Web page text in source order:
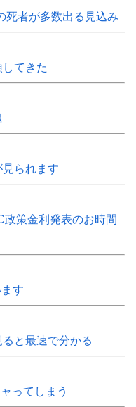
死者が多数出る見込み
てきた
見られます
策金利発表のお時間
す
と最速で分かる
ってしまう